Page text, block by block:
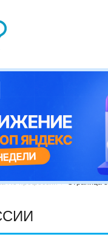
По профессии  Страница 3